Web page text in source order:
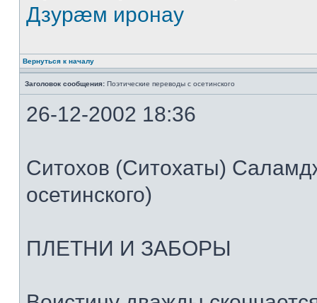
Дзурæм иронау
Вернуться к началу
Заголовок сообщения: Поэтические переводы с осетинского
26-12-2002 18:36
Ситохов (Ситохаты)
осетинского)
ПЛЕТНИ И ЗАБОРЫ